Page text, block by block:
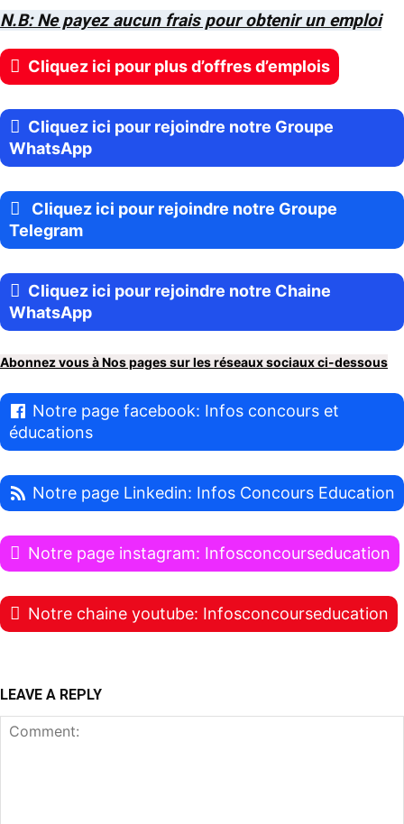
N.B: Ne payez aucun frais pour obtenir un emploi
Cliquez ici pour plus d’offres d’emplois
Cliquez ici pour rejoindre notre Groupe
WhatsApp
Cliquez ici pour rejoindre notre Groupe
Telegram
Cliquez ici pour rejoindre notre Chaine
WhatsApp
Abonnez vous à Nos pages sur les réseaux sociaux ci-dessous
Notre page facebook: Infos concours et
éducations
Notre page Linkedin: Infos Concours Education
Notre page instagram: Infosconcourseducation
Notre chaine youtube: Infosconcourseducation
LEAVE A REPLY